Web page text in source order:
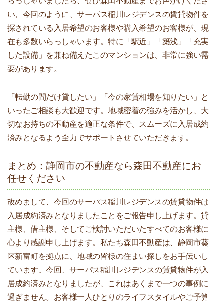
い。今回のように、サーパス稲川レジデンスの賃貸物件を
探されている入居希望のお客様や購入希望のお客様が、現
在も多数いらっしゃいます。特に「駅近」「築浅」「充実
した設備」を兼ね備えたこのマンションは、非常に強い需
要があります。
「転勤の間だけ貸したい」「今の家賃相場を知りたい」と
いったご相談も大歓迎です。地域密着の強みを活かし、大
切なお持ちの不動産を適正な条件で、スムーズに入居成約
済みとなるよう全力でサポートさせていただきます。
まとめ：静岡市の不動産なら森田不動産にお
任せください
改めまして、今回のサーパス稲川レジデンスの賃貸物件は
入居成約済みとなりましたことをご報告申し上げます。貸
主様、借主様、そしてご検討いただいたすべてのお客様に
心より感謝申し上げます。私たち森田不動産は、静岡市葵
区新富町を拠点に、地域の皆様の住まい探しをお手伝いし
ています。今回、サーパス稲川レジデンスの賃貸物件が入
居成約済みとなりましたが、これはあくまで一つの事例に
過ぎません。お客様一人ひとりのライフスタイルやご予算